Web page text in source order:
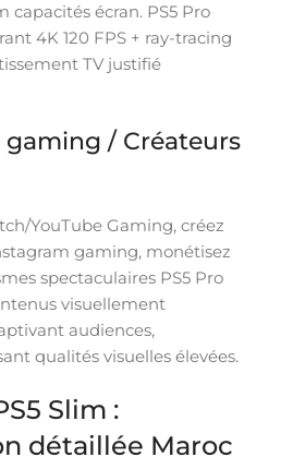
écran. PS5 Pro
4K 120 FPS + ray-tracing
TV justifié
gaming / Créateurs
YouTube Gaming, créez
gaming, monétisez
spectaculaires PS5 Pro
visuellement
audiences,
qualités visuelles élevées.
Slim :
détaillée Maroc